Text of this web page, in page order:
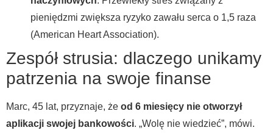
pieniędzmi zwiększa ryzyko zawału serca o 1,5 raza
(American Heart Association).
Zespół strusia: dlaczego unikamy
patrzenia na swoje finanse
Marc, 45 lat, przyznaje, że od 6 miesięcy nie otworzył
aplikacji swojej bankowości. „Wolę nie wiedzieć”, mówi.